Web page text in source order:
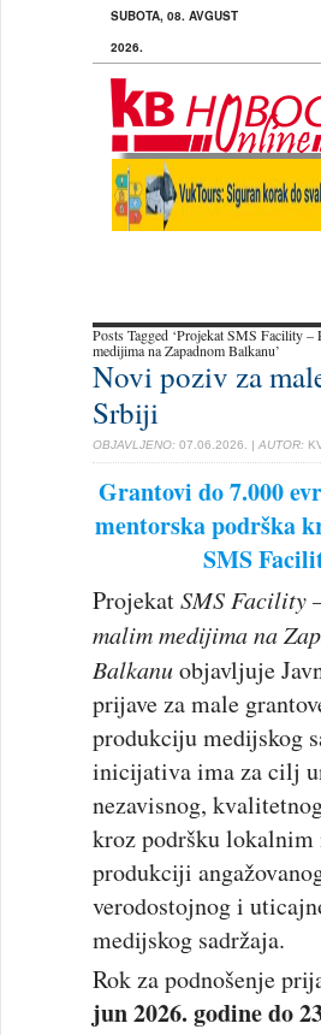
SUBOTA, 08. AVGUST
2026.
Posts Tagged ‘Projekat SMS Facility –
medijima na Zapadnom Balkanu’
Novi poziv za
Srbiji
OBJAVLJENO: 07.06.2026. | AUTOR:
Grantovi do 7.000
mentorska podrška
SMS
ProjekatSMS Facility
malim medijima na
Balkanuobjavljuje
prijave za male
produkciju medijskog
inicijativa ima za cilj
nezavisnog,
kroz podršku
produkciji
verodostojnog i
medijskog sadržaja.
Rok za podnošenje
jun 2026. godine do